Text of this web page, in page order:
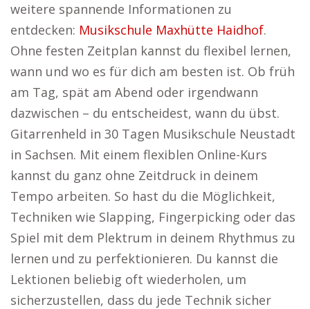
weitere spannende Informationen zu
entdecken: Musikschule Maxhütte Haidhof.
Ohne festen Zeitplan kannst du flexibel lernen,
wann und wo es für dich am besten ist. Ob früh
am Tag, spät am Abend oder irgendwann
dazwischen – du entscheidest, wann du übst.
Gitarrenheld in 30 Tagen Musikschule Neustadt
in Sachsen. Mit einem flexiblen Online-Kurs
kannst du ganz ohne Zeitdruck in deinem
Tempo arbeiten. So hast du die Möglichkeit,
Techniken wie Slapping, Fingerpicking oder das
Spiel mit dem Plektrum in deinem Rhythmus zu
lernen und zu perfektionieren. Du kannst die
Lektionen beliebig oft wiederholen, um
sicherzustellen, dass du jede Technik sicher